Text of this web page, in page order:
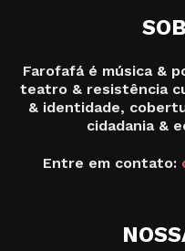
Farofafá é música &
teatro & resistência
& identidade,
cidadania &
Entre em contato: